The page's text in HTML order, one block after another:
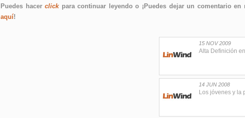
Puedes hacerclickpara continuar leyendo o ¡Puedes dejar un comentario en
aquí!
15 NOV 2009
Alta Definición
14 JUN 2008
Los jóvenes y la